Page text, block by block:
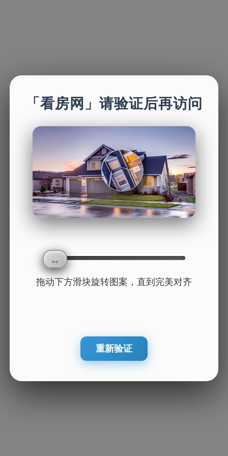
「看房网」请验证后再访问
拖动下方滑块旋转图案，直到完美对齐
重新验证